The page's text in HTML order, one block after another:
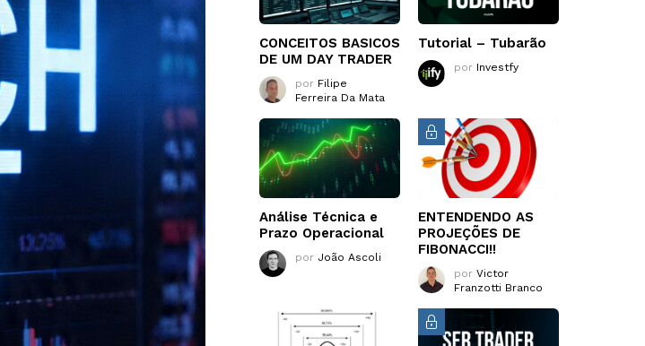
CONCEITOS BASICOS
DE UM DAY TRADER
por Filipe
Ferreira Da Mata
Tutorial – Tubarão
por Investfy
Análise Técnica e
Prazo Operacional
por João Ascoli
ENTENDENDO AS
PROJEÇÕES DE
FIBONACCI!!
por Victor
Franzotti Branco